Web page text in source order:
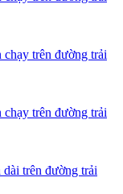
trên đường trải
trên đường trải
trên đường trải